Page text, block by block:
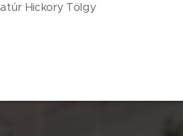
Hickory Tölgy